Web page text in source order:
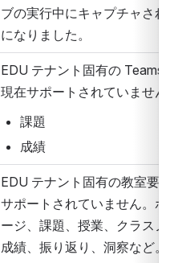
ブの実行中にキャプチャされる
になりました。
EDU テナント固有の Teams タ
現在サポートされていません。
課題
成績
EDU テナント固有の教室要素
サポートされていません。ホー
ージ、課題、授業、クラスノー
成績、振り返り、洞察など。